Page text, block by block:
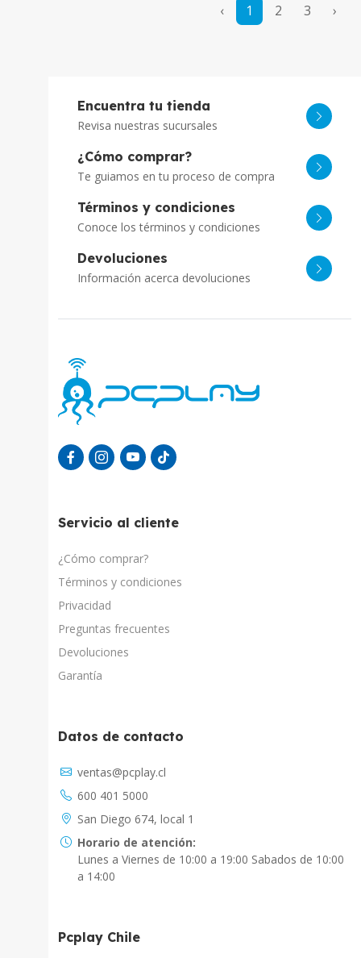
‹ 1 2 3 ›
Encuentra tu tienda
Revisa nuestras sucursales
¿Cómo comprar?
Te guiamos en tu proceso de compra
Términos y condiciones
Conoce los términos y condiciones
Devoluciones
Información acerca devoluciones
Servicio al cliente
¿Cómo comprar?
Términos y condiciones
Privacidad
Preguntas frecuentes
Devoluciones
Garantía
Datos de contacto
ventas@pcplay.cl
600 401 5000
San Diego 674, local 1
Horario de atención:
Lunes a Viernes de 10:00 a 19:00 Sabados de 10:00
a 14:00
Pcplay Chile
Chat con IA
PcPlay Santiago / Web
Hola soy Freddy, en que puedo ayudarte...
PcPlay Santiago / Tienda
PCPlay Osorno